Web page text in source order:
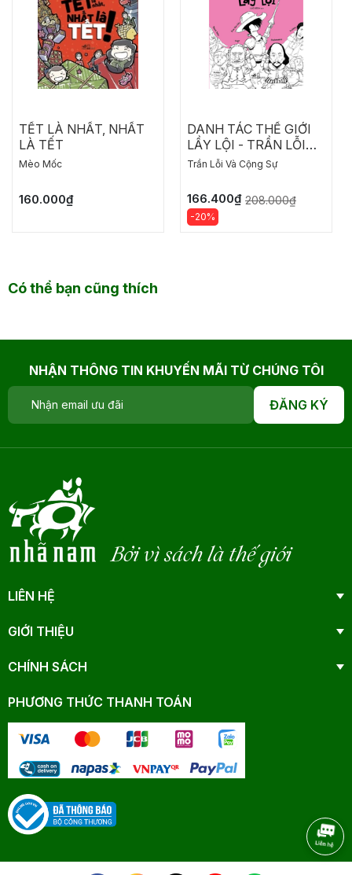
TẾT LÀ NHẤT, NHẤT
LÀ TẾT
Mèo Mốc
160.000₫
DANH TÁC THẾ GIỚI
LẦY LỘI - TRẦN LỖI
VÀ CỘNG SỰ
Trần Lỗi Và Cộng Sự
166.400₫ 208.000₫
-20%
Có thể bạn cũng thích
NHẬN THÔNG TIN KHUYẾN MÃI TỪ CHÚNG TÔI
ĐĂNG KÝ
Bởi vì sách là thế giới
LIÊN HỆ
GIỚI THIỆU
CHÍNH SÁCH
PHƯƠNG THỨC THANH TOÁN